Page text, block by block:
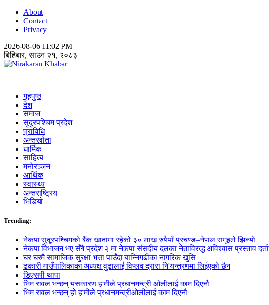
About
Contact
Privacy
2026-08-06 11:02 PM
बिहिबार, साउन २१, २०८३
गृहपुष्ठ
देश
समाज
सुदुरपश्चिम प्रदेश
प्राविधि
अन्तरर्वाता
धार्मिक
साहित्य
मनोरञ्जन
आर्थिक
स्वास्थ्य
अन्तराष्ट्रिय
भिडियो
Trending:
नेकपा सुदूरपश्चिमको बैँक खातामा रहेको ३० लाख रुपैयाँ प्रचण्ड–नेपाल समूहले झिक्य‍ो
नेकपा विभाजन भए सँगै प्रदेश २ मा नेकपा संसदीय दलका नेताविरुद्ध अविश्वास प्रस्ताव दर्ता
घर घरमै सामाजिक सुुरक्षा भत्ता पाउँदा बान्निगढीका नागरिक खुसि
ढकारी गाउँपालिकाका अध्यक्ष वुढालाई विप्लव द्रारा नि'यन्त्रणमा लिईएको छैन
डिएसपी थापा
भिम रावल भन्छन् यसकारण हामीले प्रधानमन्त्री ओलीलाई काम दिएनौ
भिम रावल भन्छन् हो हामीले प्रधानमन्त्रीओलीलाई काम दिएनौ